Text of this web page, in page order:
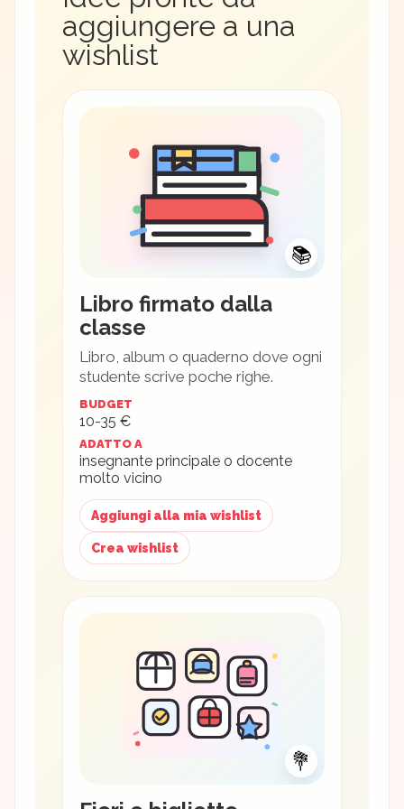
aggiungere a una
wishlist
📚
Libro firmato dalla
classe
Libro, album o quaderno dove ogni
studente scrive poche righe.
BUDGET
10-35 €
ADATTO A
insegnante principale o docente
molto vicino
Aggiungi alla mia wishlist
Crea wishlist
💐